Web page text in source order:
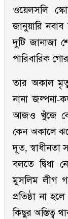
ওয়েলসলি
জানুয়ারি
দুটি জানাজা
পারিবারিক
তার অকাল
নানা জল্পনা-
আজও খুঁজে
কেন অকালে
দূত, স্বাধীনতা
বলতে দ্বিধা
মুসলিম লীগ
প্রতিষ্ঠা না
কিছুর অস্তিত্ব